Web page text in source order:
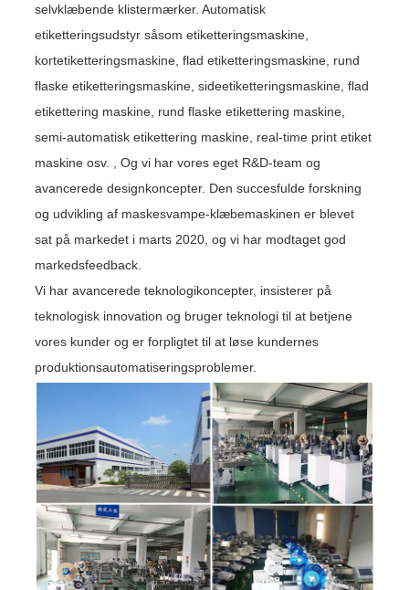
selvklæbende klistermærker. Automatisk
etiketteringsudstyr såsom etiketteringsmaskine,
kortetiketteringsmaskine, flad etiketteringsmaskine, rund
flaske etiketteringsmaskine, sideetiketteringsmaskine, flad
etikettering maskine, rund flaske etikettering maskine,
semi-automatisk etikettering maskine, real-time print etiket
maskine osv. , Og vi har vores eget R&D-team og
avancerede designkoncepter. Den succesfulde forskning
og udvikling af maskesvampe-klæbemaskinen er blevet
sat på markedet i marts 2020, og vi har modtaget god
markedsfeedback.
Vi har avancerede teknologikoncepter, insisterer på
teknologisk innovation og bruger teknologi til at betjene
vores kunder og er forpligtet til at løse kundernes
produktionsautomatiseringsproblemer.